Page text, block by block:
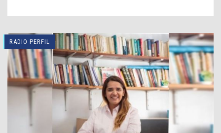
RADIO PERFIL